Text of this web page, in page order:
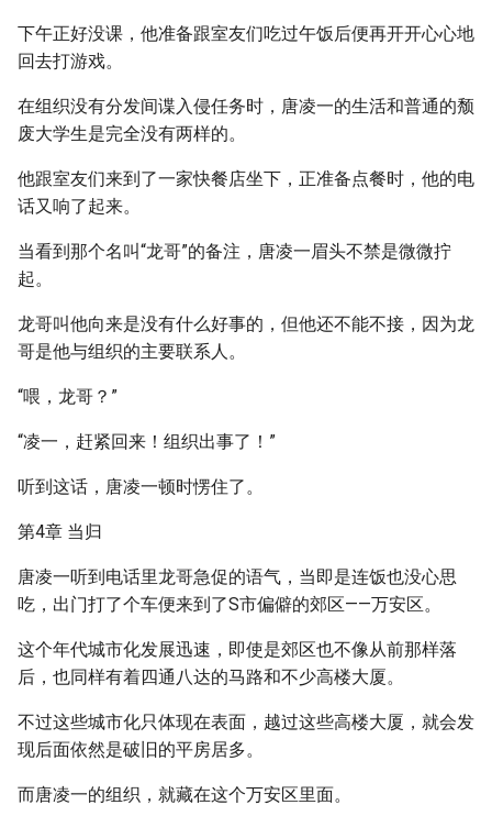
下午正好没课，他准备跟室友们吃过午饭后便再开开心心地
回去打游戏。
在组织没有分发间谍入侵任务时，唐凌一的生活和普通的颓
废大学生是完全没有两样的。
他跟室友们来到了一家快餐店坐下，正准备点餐时，他的电
话又响了起来。
当看到那个名叫“龙哥”的备注，唐凌一眉头不禁是微微拧
起。
龙哥叫他向来是没有什么好事的，但他还不能不接，因为龙
哥是他与组织的主要联系人。
“喂，龙哥？”
“凌一，赶紧回来！组织出事了！”
听到这话，唐凌一顿时愣住了。
第4章 当归
唐凌一听到电话里龙哥急促的语气，当即是连饭也没心思
吃，出门打了个车便来到了S市偏僻的郊区——万安区。
这个年代城市化发展迅速，即使是郊区也不像从前那样落
后，也同样有着四通八达的马路和不少高楼大厦。
不过这些城市化只体现在表面，越过这些高楼大厦，就会发
现后面依然是破旧的平房居多。
而唐凌一的组织，就藏在这个万安区里面。